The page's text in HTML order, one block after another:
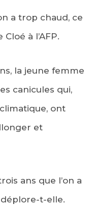
a trop chaud, ce
à l’AFP.
la jeune femme
canicules qui,
ont
et
ans que l’on a
déplore-t-elle.